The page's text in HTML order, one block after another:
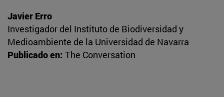
Javier Erro
Investigador del Instituto de Biodiversidad y
Medioambiente de la Universidad de Navarra
Publicado en: The Conversation